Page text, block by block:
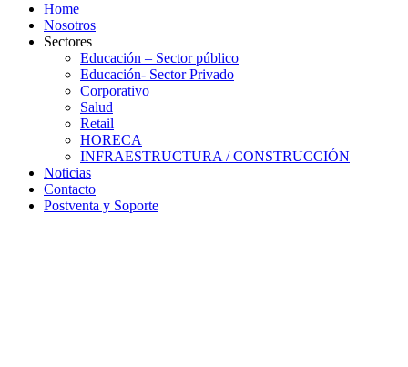
Home
Nosotros
Sectores
Educación – Sector público
Educación- Sector Privado
Corporativo
Salud
Retail
HORECA
INFRAESTRUCTURA / CONSTRUCCIÓN
Noticias
Contacto
Postventa y Soporte